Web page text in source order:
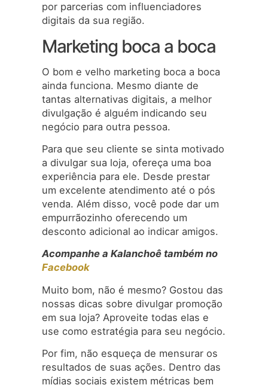
por parcerias com influenciadores
digitais da sua região.
Marketing boca a boca
O bom e velho marketing boca a boca
ainda funciona. Mesmo diante de
tantas alternativas digitais, a melhor
divulgação é alguém indicando seu
negócio para outra pessoa.
Para que seu cliente se sinta motivado
a divulgar sua loja, ofereça uma boa
experiência para ele. Desde prestar
um excelente atendimento até o pós
venda. Além disso, você pode dar um
empurrãozinho oferecendo um
desconto adicional ao indicar amigos.
Acompanhe a Kalanchoê também no
Facebook
Muito bom, não é mesmo? Gostou das
nossas dicas sobre divulgar promoção
em sua loja? Aproveite todas elas e
use como estratégia para seu negócio.
Por fim, não esqueça de mensurar os
resultados de suas ações. Dentro das
mídias sociais existem métricas bem